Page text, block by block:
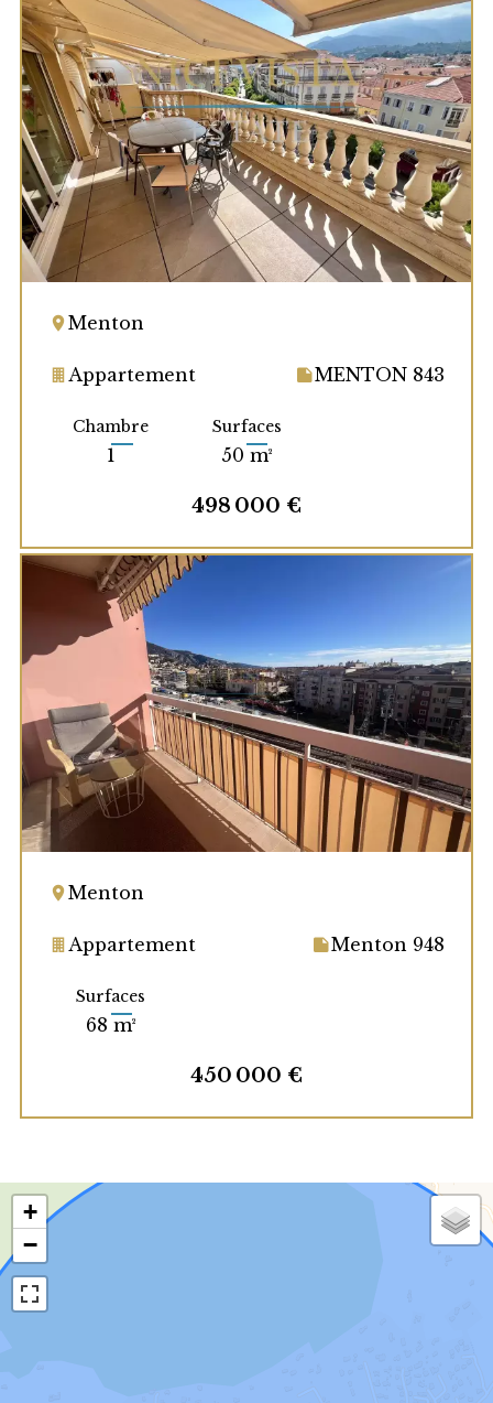
Menton
Appartement MENTON 843
Chambre
1
Surfaces
50 m²
498 000 €
Menton
Appartement Menton 948
Surfaces
68 m²
450 000 €
+
−